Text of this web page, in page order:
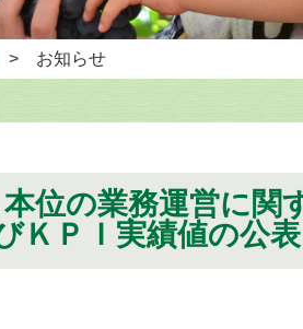
> お知らせ
位の業務運営に関
ＫＰＩ実績値の公